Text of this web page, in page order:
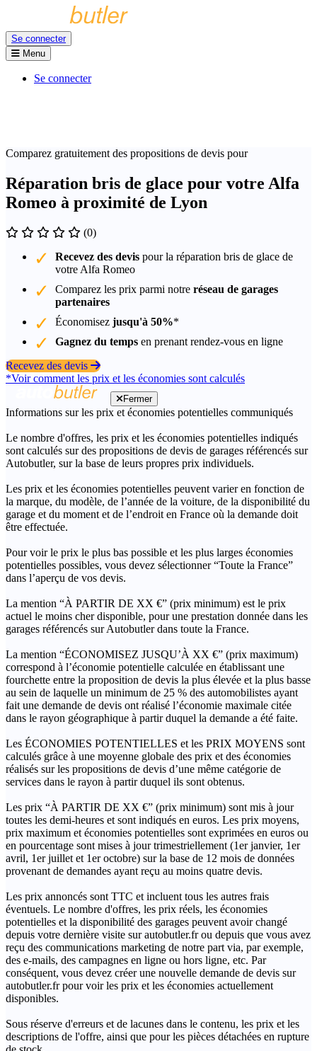
Se connecter
Menu
Se connecter
Comparez gratuitement des propositions de devis pour
Réparation bris de glace pour votre Alfa
Romeo à proximité de Lyon
(0)
Recevez des devis pour la réparation bris de glace de
votre Alfa Romeo
Comparez les prix parmi notre réseau de garages
partenaires
Économisez jusqu'à 50%*
Gagnez du temps en prenant rendez-vous en ligne
Recevez des devis
*Voir comment les prix et les économies sont calculés
Fermer
Informations sur les prix et économies potentielles communiqués
Le nombre d'offres, les prix et les économies potentielles indiqués
sont calculés sur des propositions de devis de garages référencés sur
Autobutler, sur la base de leurs propres prix individuels.
Les prix et les économies potentielles peuvent varier en fonction de
la marque, du modèle, de l’année de la voiture, de la disponibilité du
garage et du moment et de l’endroit en France où la demande doit
être effectuée.
Pour voir le prix le plus bas possible et les plus larges économies
potentielles possibles, vous devez sélectionner “Toute la France”
dans l’aperçu de vos devis.
La mention “À PARTIR DE XX €” (prix minimum) est le prix
actuel le moins cher disponible, pour une prestation donnée dans les
garages référencés sur Autobutler dans toute la France.
La mention “ÉCONOMISEZ JUSQU’À XX €” (prix maximum)
correspond à l’économie potentielle calculée en établissant une
fourchette entre la proposition de devis la plus élevée et la plus basse
au sein de laquelle un minimum de 25 % des automobilistes ayant
fait une demande de devis ont réalisé l’économie maximale citée
dans le rayon géographique à partir duquel la demande a été faite.
Les ÉCONOMIES POTENTIELLES et les PRIX MOYENS sont
calculés grâce à une moyenne globale des prix et des économies
réalisés sur les propositions de devis d’une même catégorie de
services dans le rayon à partir duquel ils sont obtenus.
Les prix “À PARTIR DE XX €” (prix minimum) sont mis à jour
toutes les demi-heures et sont indiqués en euros. Les prix moyens,
prix maximum et économies potentielles sont exprimées en euros ou
en pourcentage sont mises à jour trimestriellement (1er janvier, 1er
avril, 1er juillet et 1er octobre) sur la base de 12 mois de données
provenant de demandes ayant reçu au moins quatre devis.
Les prix annoncés sont TTC et incluent tous les autres frais
éventuels. Le nombre d'offres, les prix réels, les économies
potentielles et la disponibilité des garages peuvent avoir changé
depuis votre dernière visite sur autobutler.fr ou depuis que vous avez
reçu des communications marketing de notre part via, par exemple,
des e-mails, des campagnes en ligne ou hors ligne, etc. Par
conséquent, vous devez créer une nouvelle demande de devis sur
autobutler.fr pour voir les prix et les économies actuellement
disponibles.
Sous réserve d'erreurs et de lacunes dans le contenu, les prix et les
descriptions de l'offre, ainsi que pour les pièces détachées en rupture